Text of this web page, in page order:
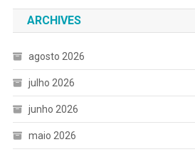
ARCHIVES
agosto 2026
julho 2026
junho 2026
maio 2026